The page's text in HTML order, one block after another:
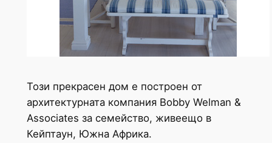
Този прекрасен дом е построен от
архитектурната компания Bobby Welman &
Associates за семейство, живеещо в
Кейптаун, Южна Африка.